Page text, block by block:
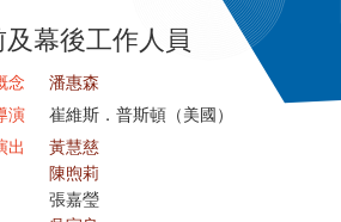
幕後工作人員
念
潘惠森
演
崔維斯．普斯頓（美國）
出
黃慧慈
陳煦莉
張嘉瑩